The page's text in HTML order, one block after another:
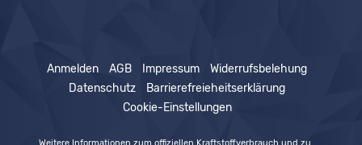
Anmelden AGB Impressum
Widerrufsbelehung
Datenschutz
Barrierefreieheitserklärung
Cookie-Einstellungen